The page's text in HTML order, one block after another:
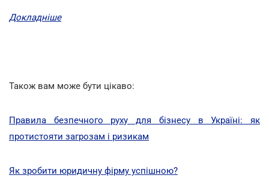
Докладніше
Також вам може бути цікаво:
Правила безпечного руху для бізнесу в Україні: як
протистояти загрозам і ризикам
Як зробити юридичну фірму успішною?